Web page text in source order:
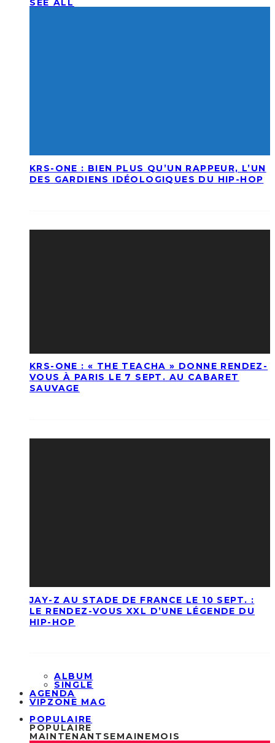
SEE ALL
KRS-ONE : BIEN PLUS QU’UN RAPPEUR, L’UN
DES GARDIENS IDÉOLOGIQUES DU HIP-HOP
KRS-ONE : « THE TEACHA » DONNE RENDEZ-
VOUS À PARIS LE 7 SEPT. AU CABARET
SAUVAGE
JAY-Z AU STADE DE FRANCE LE 10 SEPT. :
LE RENDEZ-VOUS XXL D’UNE LÉGENDE DU
HIP-HOP
ALBUM
SINGLE
AGENDA
VIPZONE MAG
POPULAIRE
POPULAIRE
MAINTENANT SEMAINEMOIS